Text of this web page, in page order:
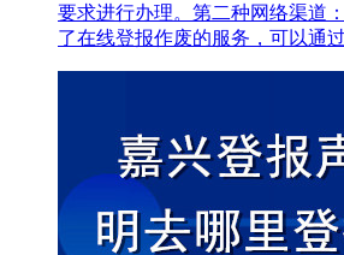
要求进行办理。第二种网络渠道
了在线登报作废的服务，可以通